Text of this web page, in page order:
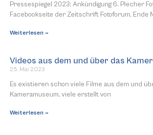
Pressespiegel 2023: Ankündigung 6. Plecher
Facebookseite der Zeitschrift Fotoforum, Ende
Weiterlesen »
Videos aus dem und über das
25. Mai 2023
Es existieren schon viele Filme aus dem und
Kameramuseum, viele erstellt von
Weiterlesen »